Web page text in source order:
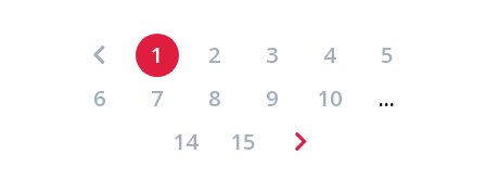
1 2 3 4
5
6
7 8 9 10
...
14
15